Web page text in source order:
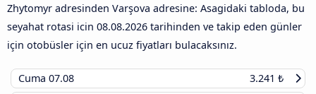
Zhytomyr adresinden Varşova adresine: Asagidaki tabloda, bu
seyahat rotasi icin 08.08.2026 tarihinden ve takip eden günler
için otobüsler için en ucuz fiyatları bulacaksınız.
Cuma 07.08
3.241 ₺